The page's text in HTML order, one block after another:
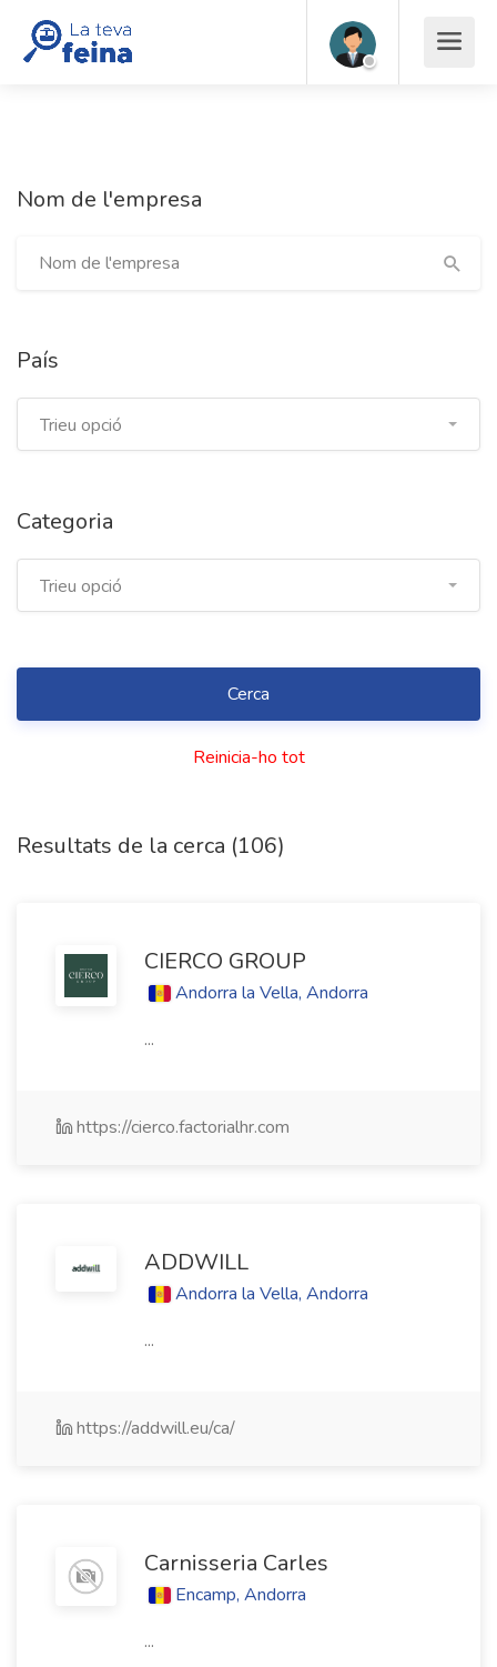
Nom de l'empresa
País
Trieu opció
Categoria
Trieu opció
Reinicia-ho tot
Resultats de la cerca (106)
CIERCO GROUP
Andorra la Vella, Andorra
...
https://cierco.factorialhr.com
ADDWILL
Andorra la Vella, Andorra
...
https://addwill.eu/ca/
Carnisseria Carles
Encamp, Andorra
...